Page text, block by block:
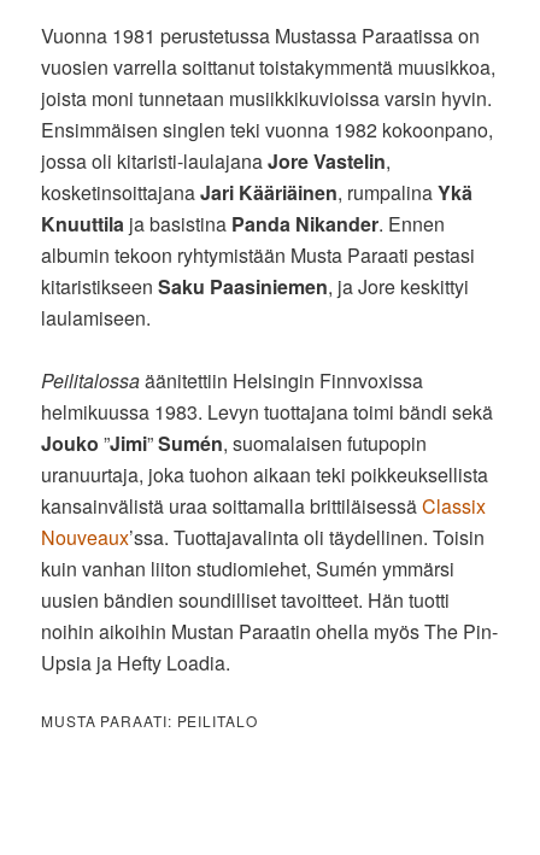
Vuonna 1981 perustetussa Mustassa Paraatissa on
vuosien varrella soittanut toistakymmentä muusikkoa,
joista moni tunnetaan musiikkikuvioissa varsin hyvin.
Ensimmäisen singlen teki vuonna 1982 kokoonpano,
jossa oli kitaristi-laulajanaJore Vastelin,
kosketinsoittajanaJari Kääriäinen, rumpalinaYkä
Knuuttila ja basistina Panda Nikander. Ennen
albumin tekoon ryhtymistään Musta Paraati pestasi
kitaristikseenSaku Paasiniemen, ja Jore keskittyi
laulamiseen.
Peilitalossaäänitettiin Helsingin Finnvoxissa
helmikuussa 1983. Levyn tuottajana toimi bändi sekä
Jouko ”Jimi”Sumén, suomalaisen futupopin
uranuurtaja, joka tuohon aikaan teki poikkeuksellista
kansainvälistä uraa soittamalla brittiläisessäClassix
Nouveaux’ssa. Tuottajavalinta oli täydellinen. Toisin
kuin vanhan liiton studiomiehet, Sumén ymmärsi
uusien bändien soundilliset tavoitteet. Hän tuotti
noihin aikoihin Mustan Paraatin ohella myös The Pin-
Upsia ja Hefty Loadia.
MUSTA PARAATI: PEILITALO